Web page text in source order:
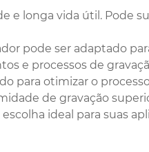
e longa vida útil. Pode
pode ser adaptado
e processos de
para otimizar o
de gravação
ideal para suas